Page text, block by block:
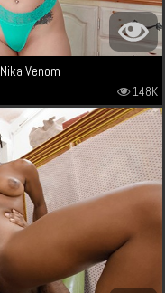
Nika Venom
148K